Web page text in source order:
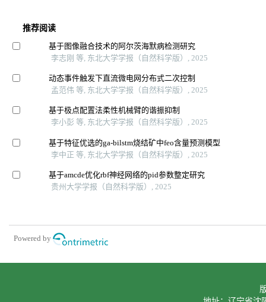
推荐阅读
基于图像融合技术的阿尔茨海默病检测研究
李志刚 等, 东北大学学报（自然科学版）, 2025
动态事件触发下直流微电网分布式二次控制
孟范伟 等, 东北大学学报（自然科学版）, 2025
基于极点配置法柔性机械臂的谐振抑制
李小彭 等, 东北大学学报（自然科学版）, 2025
基于特征优选的ga-bilstm烧结矿中feo含量预测模型
李中正 等, 东北大学学报（自然科学版）, 2025
基于amcde优化rbf神经网络的pid参数整定研究
贵州大学学报（自然科学版）, 2025
Powered by